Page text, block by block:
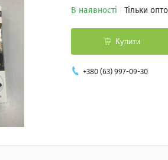
В наявності Тільки
Купити
+380 (63) 997-09-30